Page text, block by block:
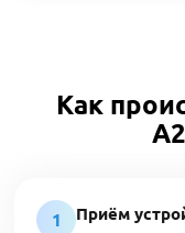
Как
1
Приём